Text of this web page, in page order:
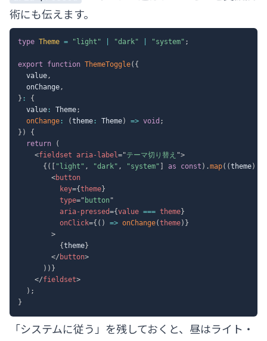
術にも伝えます。
type Theme = "light" "dark" "system" ;
export function ThemeToggle( {
  value
,
  onChange
,
} :
{
  value
: Theme;
onChange : (theme : Theme) => void ;
} )
{
return
(
<fieldset aria-label="テーマ切り替え ">
{ ( "light" , "dark" , "system" as const ) .map( (theme)
<button
key={theme}
type=" button"
aria-pressed={value === theme}
onClick={ ( ) => onChange(theme) }
>
{theme}
</ button>
) ) }
</fieldset>
) ;
}
「システムに従う」を残しておくと、昼はライト・